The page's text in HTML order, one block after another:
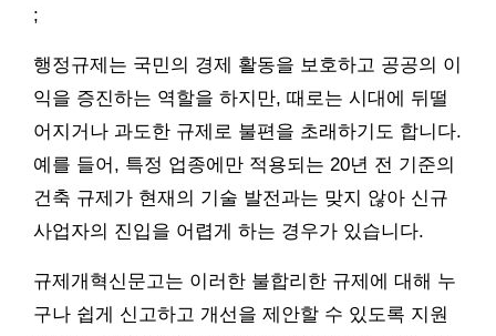
;
행정규제는 국민의 경제 활동을 보호하고 공공의 이
익을 증진하는 역할을 하지만, 때로는 시대에 뒤떨
어지거나 과도한 규제로 불편을 초래하기도 합니다.
예를 들어, 특정 업종에만 적용되는 20년 전 기준의
건축 규제가 현재의 기술 발전과는 맞지 않아 신규
사업자의 진입을 어렵게 하는 경우가 있습니다.
규제개혁신문고는 이러한 불합리한 규제에 대해 누
구나 쉽게 신고하고 개선을 제안할 수 있도록 지원